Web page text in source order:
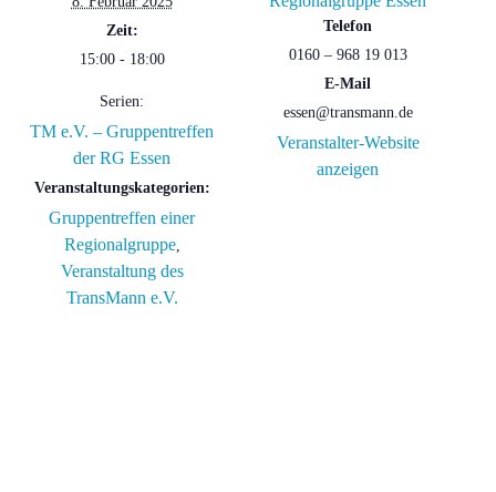
Zeit:
15:00 - 18:00
Serien:
TM e.V. – Gruppentreffen
der RG Essen
Veranstaltungskategorien:
Gruppentreffen einer
Regionalgruppe,
Veranstaltung des
TransMann e.V.
Telefon
0160 – 968 19 013
E-Mail
essen@transmann.de
Veranstalter-Website
anzeigen